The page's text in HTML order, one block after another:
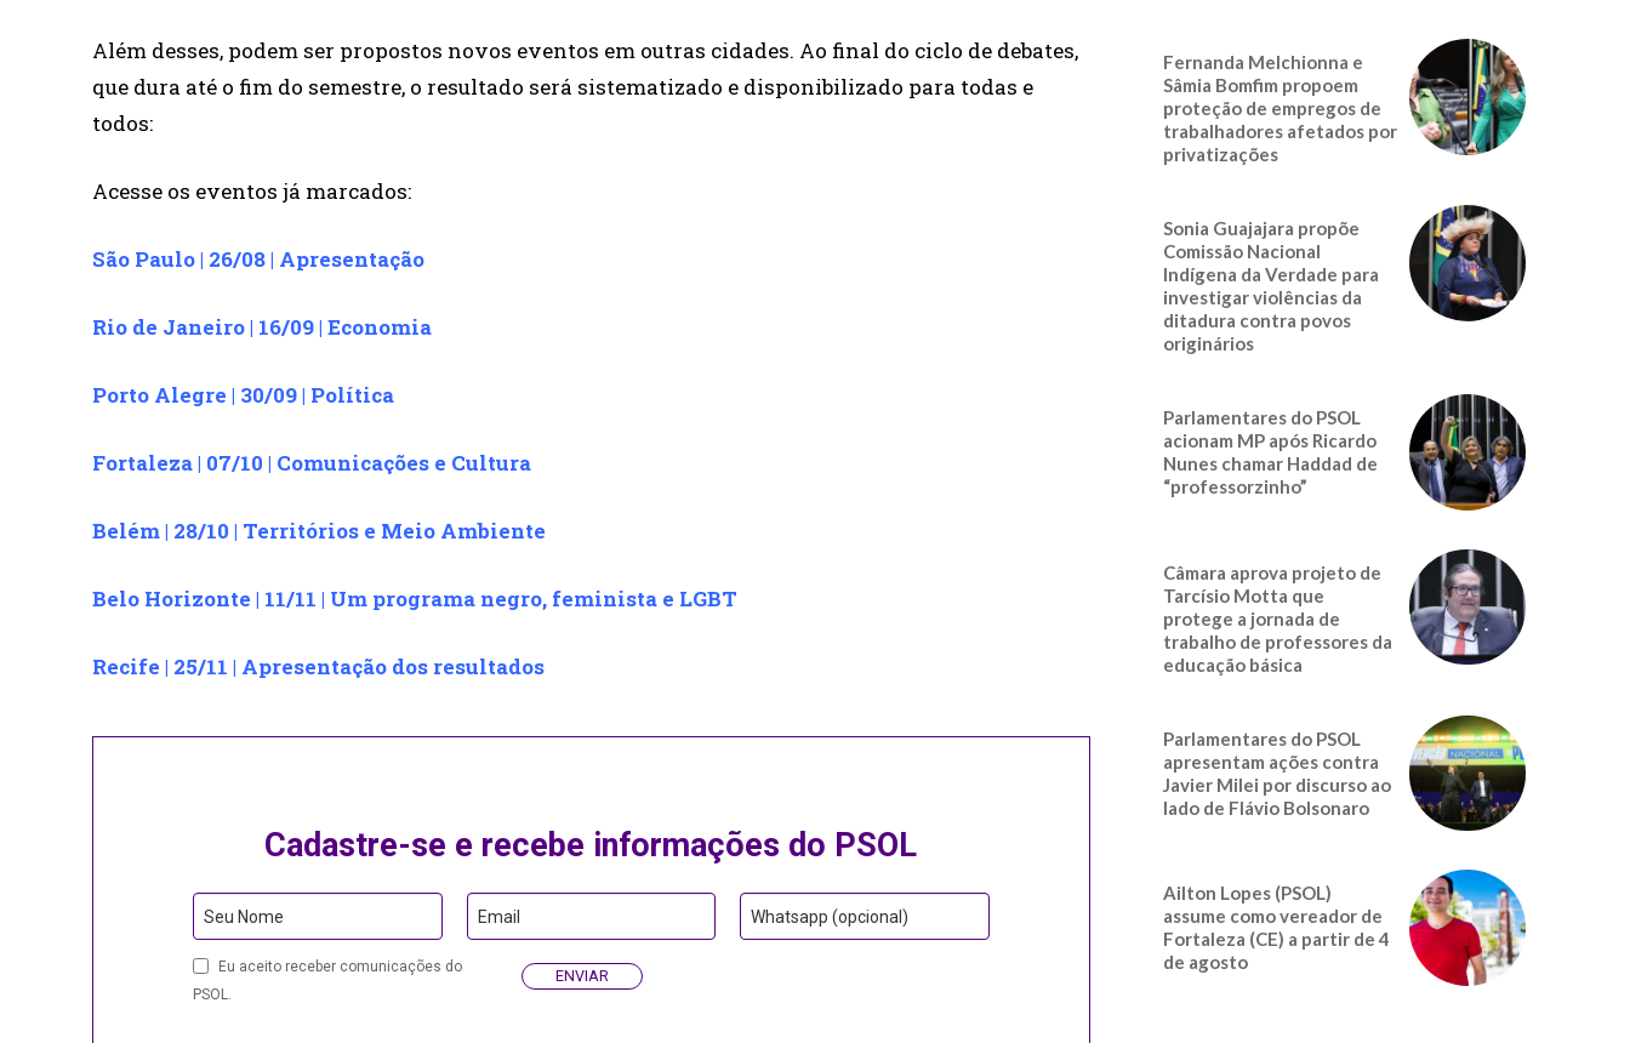
Além desses, podem ser propostos novos eventos em outras cidades. Ao final do ciclo de debates,
que dura até o fim do semestre, o resultado será sistematizado e disponibilizado para todas e
todos:
Acesse os eventos já marcados:
São Paulo | 26/08 | Apresentação
Rio de Janeiro | 16/09 | Economia
Porto Alegre | 30/09 | Política
Fortaleza | 07/10 | Comunicações e Cultura
Belém | 28/10 | Territórios e Meio Ambiente
Belo Horizonte | 11/11 | Um programa negro, feminista e LGBT
Recife | 25/11 | Apresentação dos resultados
Cadastre-se e recebe informações do PSOL
Business
Email
Seu Nome Email Whatsapp (opcional)
Eu aceito receber comunicações do
PSOL.
ENVIAR
Fernanda Melchionna e
Sâmia Bomfim propoem
proteção de empregos de
trabalhadores afetados por
privatizações
Sonia Guajajara propõe
Comissão Nacional
Indígena da Verdade para
investigar violências da
ditadura contra povos
originários
Parlamentares do PSOL
acionam MP após Ricardo
Nunes chamar Haddad de
“professorzinho”
Câmara aprova projeto de
Tarcísio Motta que
protege a jornada de
trabalho de professores da
educação básica
Parlamentares do PSOL
apresentam ações contra
Javier Milei por discurso ao
lado de Flávio Bolsonaro
Ailton Lopes (PSOL)
assume como vereador de
Fortaleza (CE) a partir de 4
de agosto